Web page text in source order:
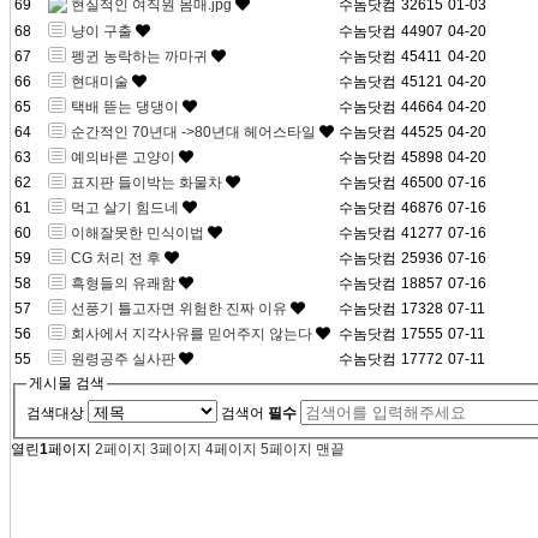
69 현실적인 여직원 몸매.jpg 수놈닷컴 32615 01-03
68
냥이 구출 수놈닷컴 44907 04-20
67
펭귄 농락하는 까마귀 수놈닷컴 45411 04-20
66
현대미술 수놈닷컴 45121 04-20
65
택배 뜯는 댕댕이 수놈닷컴 44664 04-20
64
순간적인 70년대 ->80년대 헤어스타일 수놈닷컴 44525 04-20
63
예의바른 고양이 수놈닷컴 45898 04-20
62
표지판 들이박는 화물차 수놈닷컴 46500 07-16
61
먹고 살기 힘드네 수놈닷컴 46876 07-16
60
이해잘못한 민식이법 수놈닷컴 41277 07-16
59
CG 처리 전 후 수놈닷컴 25936 07-16
58
흑형들의 유쾌함 수놈닷컴 18857 07-16
57
선풍기 틀고자면 위험한 진짜 이유 수놈닷컴 17328 07-11
56
회사에서 지각사유를 믿어주지 않는다 수놈닷컴 17555 07-11
55
원령공주 실사판 수놈닷컴 17772 07-11
게시물 검색
검색대상
검색어 필수
열린1페이지 2페이지 3페이지 4페이지 5페이지 맨끝